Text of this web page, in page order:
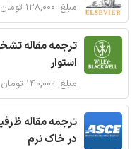
مبلغ: ۱۲۸,۰۰۰ تومان
ترجمه مقاله
استوار
مبلغ: ۱۴۰,۰۰۰ تومان
ترجمه مقاله
در خاک نرم